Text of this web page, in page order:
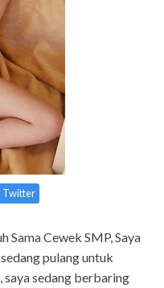
Twitter
Sama Cewek SMP, Saya
pulang untuk
saya sedang berbaring